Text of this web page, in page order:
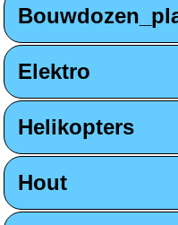
Elektro
Helikopters
Hout